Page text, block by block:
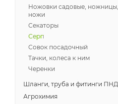
Ножовки садовые, ножницы,
ножи
Секаторы
Серп
Совок посадочный
Тачки, колеса к ним
Черенки
Шланги, труба и фитинги ПНД
Агрохимия